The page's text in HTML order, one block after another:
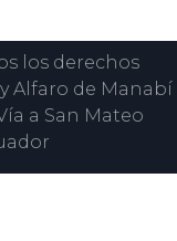
los derechos
Alfaro de Manabí
a San Mateo